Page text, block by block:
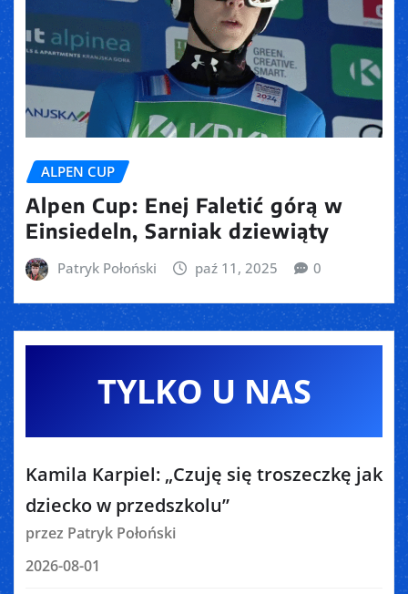
ALPEN CUP
Alpen Cup: Enej Faletić górą w
Einsiedeln, Sarniak dziewiąty
Patryk Połoński paź 11, 2025 0
TYLKO U NAS
Kamila Karpiel: „Czuję się troszeczkę jak
dziecko w przedszkolu”
przez Patryk Połoński
2026-08-01